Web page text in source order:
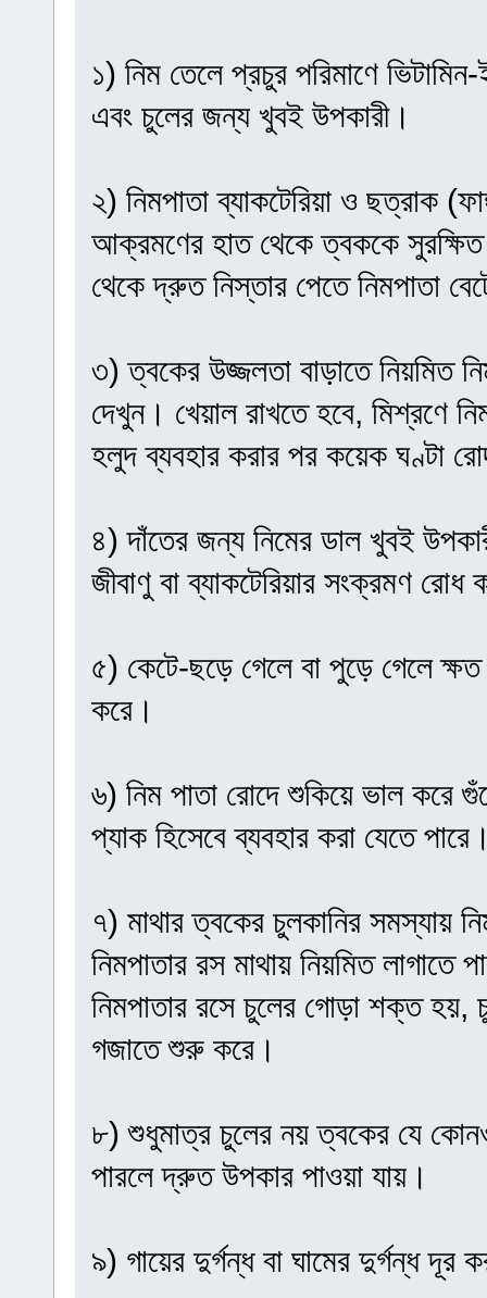
১) নিম তেলে প্রচুর পরিমাণে
এবং চুলের জন্য খুবই উপকারী।
২) নিমপাতা ব্যাকটেরিয়া ও ছত্রাক
আক্রমণের হাত থেকে ত্বককে সুরক্ষিত
থেকে দ্রুত নিস্তার পেতে নিমপাতা
৩) ত্বকের উজ্জলতা বাড়াতে নিয়মিত
দেখুন। খেয়াল রাখতে হবে, মিশ্রণে
হলুদ ব্যবহার করার পর কয়েক ঘণ্টা
৪) দাঁতের জন্য নিমের ডাল খুবই
জীবাণু বা ব্যাকটেরিয়ার সংক্রমণ রোধ
৫) কেটে-ছড়ে গেলে বা পুড়ে গেলে
করে।
৬) নিম পাতা রোদে শুকিয়ে ভাল করে
প্যাক হিসেবে ব্যবহার করা যেতে
৭) মাথার ত্বকের চুলকানির সমস্যায়
নিমপাতার রস মাথায় নিয়মিত
নিমপাতার রসে চুলের গোড়া শক্ত হয়,
গজাতে শুরু করে।
৮) শুধুমাত্র চুলের নয় ত্বকের যে কোনও
পারলে দ্রুত উপকার পাওয়া যায়।
৯) গায়ের দুর্গন্ধ বা ঘামের দুর্গন্ধ দূর